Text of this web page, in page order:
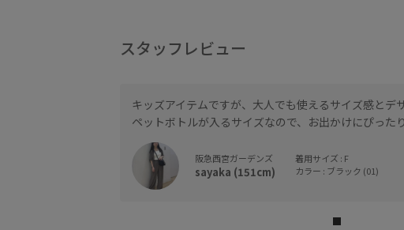
スタッフレビュー
キッズアイテムですが、大人でも使えるサイズ感とデ
ペットボトルが入るサイズなので、お出かけにぴった
阪急西宮ガーデンズ
sayaka (151cm)
着用サイズ : F
カラー : ブラック (01)